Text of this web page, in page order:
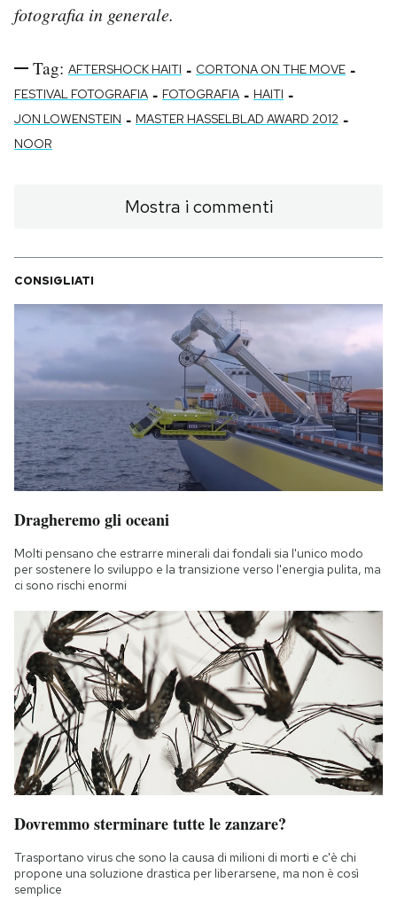
fotografia in generale.
Tag: AFTERSHOCK HAITI - CORTONA ON THE MOVE -
FESTIVAL FOTOGRAFIA - FOTOGRAFIA - HAITI -
JON LOWENSTEIN - MASTER HASSELBLAD AWARD 2012 -
NOOR
Mostra i commenti
CONSIGLIATI
Dragheremo gli oceani
Molti pensano che estrarre minerali dai fondali sia l'unico modo
per sostenere lo sviluppo e la transizione verso l'energia pulita, ma
ci sono rischi enormi
Dovremmo sterminare tutte le zanzare?
Trasportano virus che sono la causa di milioni di morti e c'è chi
propone una soluzione drastica per liberarsene, ma non è così
semplice